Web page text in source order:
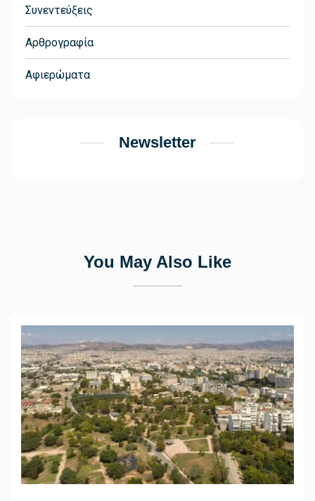
Συνεντεύξεις
Αρθρογραφία
Αφιερώματα
Newsletter
You May Also Like